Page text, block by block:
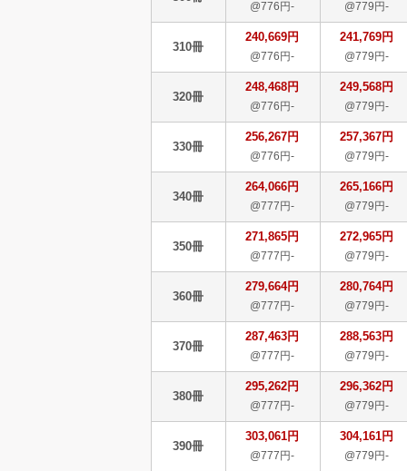
@776円- @779円-
310冊
240,669円
@776円-
241,769円
@779円-
320冊
248,468円
@776円-
249,568円
@779円-
330冊
256,267円
@776円-
257,367円
@779円-
340冊
264,066円
@777円-
265,166円
@779円-
350冊
271,865円
@777円-
272,965円
@779円-
360冊
279,664円
@777円-
280,764円
@779円-
370冊
287,463円
@777円-
288,563円
@779円-
380冊
295,262円
@777円-
296,362円
@779円-
390冊
303,061円
@777円-
304,161円
@779円-